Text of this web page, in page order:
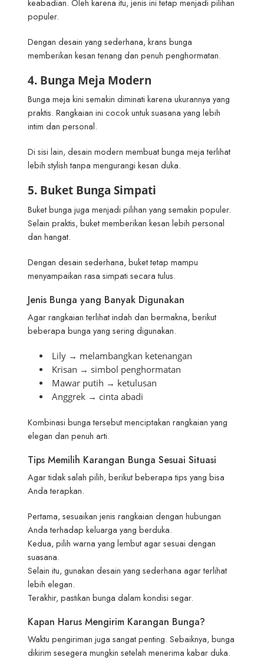
keabadian. Oleh karena itu, jenis ini tetap menjadi pilihan
populer.
Dengan desain yang sederhana, krans bunga
memberikan kesan tenang dan penuh penghormatan.
4. Bunga Meja Modern
Bunga meja kini semakin diminati karena ukurannya yang
praktis. Rangkaian ini cocok untuk suasana yang lebih
intim dan personal.
Di sisi lain, desain modern membuat bunga meja terlihat
lebih stylish tanpa mengurangi kesan duka.
5. Buket Bunga Simpati
Buket bunga juga menjadi pilihan yang semakin populer.
Selain praktis, buket memberikan kesan lebih personal
dan hangat.
Dengan desain sederhana, buket tetap mampu
menyampaikan rasa simpati secara tulus.
Jenis Bunga yang Banyak Digunakan
Agar rangkaian terlihat indah dan bermakna, berikut
beberapa bunga yang sering digunakan.
Lily → melambangkan ketenangan
Krisan → simbol penghormatan
Mawar putih → ketulusan
Anggrek → cinta abadi
Kombinasi bunga tersebut menciptakan rangkaian yang
elegan dan penuh arti.
Tips Memilih Karangan Bunga Sesuai Situasi
Agar tidak salah pilih, berikut beberapa tips yang bisa
Anda terapkan.
Pertama, sesuaikan jenis rangkaian dengan hubungan
Anda terhadap keluarga yang berduka.
Kedua, pilih warna yang lembut agar sesuai dengan
suasana.
Selain itu, gunakan desain yang sederhana agar terlihat
lebih elegan.
Terakhir, pastikan bunga dalam kondisi segar.
Kapan Harus Mengirim Karangan Bunga?
Waktu pengiriman juga sangat penting. Sebaiknya, bunga
dikirim sesegera mungkin setelah menerima kabar duka.